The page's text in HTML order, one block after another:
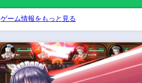
ゲーム情報をもっと見る